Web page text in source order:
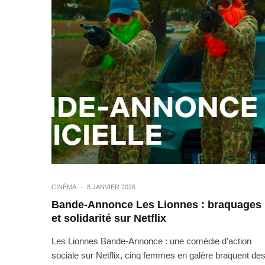
CINÉMA · 8 JANVIER 2026
Bande-Annonce Les Lionnes : braquages
et solidarité sur Netflix
Les Lionnes Bande-Annonce : une comédie d’action
sociale sur Netflix, cinq femmes en galère braquent des